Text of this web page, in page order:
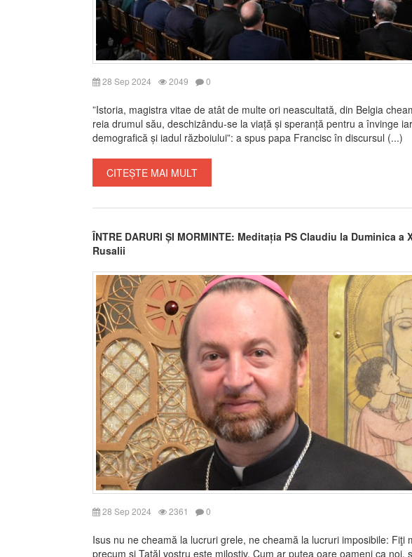
28 Sep 2024 2049 0
”Istoria, magistra vitae de atât de multe ori neascultată, din Belgia
reia drumul său, deschizându-se la viață și speranță pentru a învinge
demografică și iadul războiului”: a spus papa Francisc în discursul (...)
CITEȘTE MAI MULT
ÎNTRE DARURI ȘI MORMINTE: Meditația PS Claudiu la Duminica a
Rusalii
28 Sep 2024 2361 0
Isus nu ne cheamă la lucruri grele, ne cheamă la lucruri imposibile: Fiţi
precum şi Tatăl vostru este milostiv. Cum ar putea oare oameni ca noi,